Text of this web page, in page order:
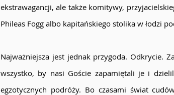
ekstrawagancji, ale także komitywy,
Phileas Fogg albo kapitańskiego stolika w łodzi
Najważniejsza jest jednak przygoda. Odkrycie.
wszystko, by nasi Goście zapamiętali je i
egzotycznych podróży. Bo czasami świat